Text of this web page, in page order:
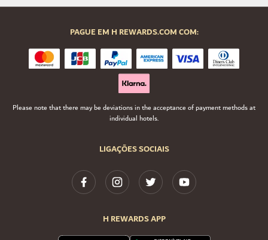
LIGAÇÕES SOCIAIS
H REWARDS APP
PAGUE EM H REWARDS.COM COM:
Please note that there may be deviations in the acceptance of payment methods at
individual hotels.